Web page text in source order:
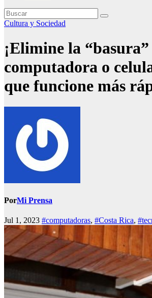
Cultura y Sociedad
¡Elimine la “basura”
computadora o
que funcione más
PorMi Prensa
Jul 1, 2023 #computadoras, #Costa Rica,